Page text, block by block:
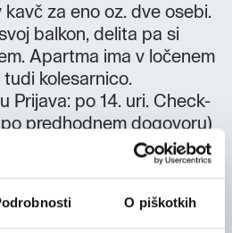
O piškotkih
za eno oz. dve osebi.
balkon, delita pa si
Apartma ima v ločenem
kolesarnico.
Prijava: po 14. uri. Check-
predhodnem dogovoru)
tik ob cesti v osrčju
Svino, ki je le streljaj
tu lahko najdejo pari,